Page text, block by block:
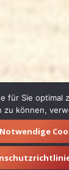
Impressum|
für Sie optimal
können,
Notwendige